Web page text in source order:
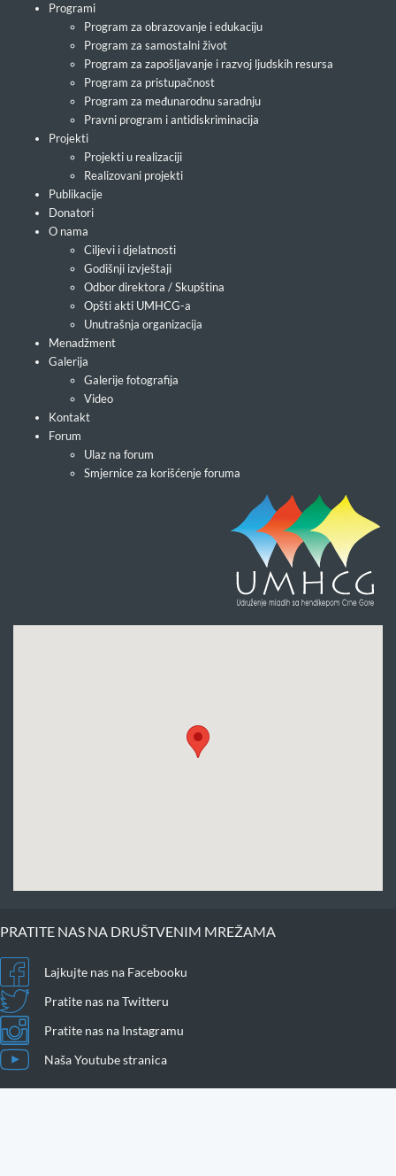
Programi
Program za obrazovanje i edukaciju
Program za samostalni život
Program za zapošljavanje i razvoj ljudskih resursa
Program za pristupačnost
Program za međunarodnu saradnju
Pravni program i antidiskriminacija
Projekti
Projekti u realizaciji
Realizovani projekti
Publikacije
Donatori
O nama
Ciljevi i djelatnosti
Godišnji izvještaji
Odbor direktora / Skupština
Opšti akti UMHCG-a
Unutrašnja organizacija
Menadžment
Galerija
Galerije fotografija
Video
Kontakt
Forum
Ulaz na forum
Smjernice za korišćenje foruma
PRATITE NAS NA DRUŠTVENIM MREŽAMA
Lajkujte nas na Facebooku
Pratite nas na Twitteru
Pratite nas na Instagramu
Naša Youtube stranica